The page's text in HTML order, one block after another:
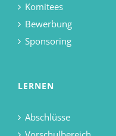
Komitees
Bewerbung
Sponsoring
LERNEN
Abschlüsse